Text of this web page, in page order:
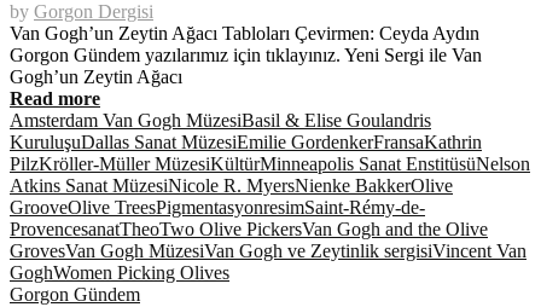
by Gorgon Dergisi
Van Gogh’un Zeytin Ağacı Tabloları Çevirmen: Ceyda Aydın
Gorgon Gündem yazılarımız için tıklayınız. Yeni Sergi ile Van
Gogh’un Zeytin Ağacı
Read more
Amsterdam Van Gogh MüzesiBasil & Elise Goulandris
KuruluşuDallas Sanat MüzesiEmilie GordenkerFransaKathrin
PilzKröller-Müller MüzesiKültürMinneapolis Sanat EnstitüsüNelson
Atkins Sanat MüzesiNicole R. MyersNienke BakkerOlive
GrooveOlive TreesPigmentasyonresimSaint-Rémy-de-
ProvencesanatTheoTwo Olive PickersVan Gogh and the Olive
GrovesVan Gogh MüzesiVan Gogh ve Zeytinlik sergisiVincent Van
GoghWomen Picking Olives
Gorgon Gündem